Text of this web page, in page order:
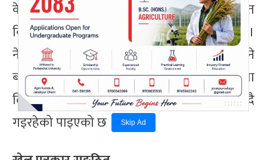
Skip Ad
केन्द्रित रहेर समाचार सङ्कलन गर्ने पत्रकारमा सम्बन्धित
विषयमा विशेषज्ञता बढ्दै गएको देखिएको छ ।
नेपालमा खेलकुद पत्रकारिता बिस्तारै स्थापित हुने
बाटोमा अग्रसर भइरहेको छ । अहिले खेलकुद विधा
लिएर पत्रकारिता गर्ने पत्रकारको सङ्ख्या बढदै
गइरहेको पाइएको छ ।